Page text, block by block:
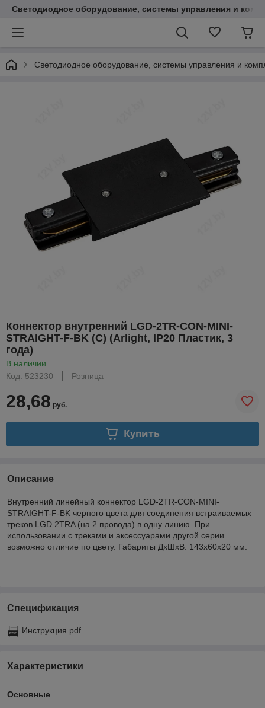
Светодиодное оборудование, системы управления и
Светодиодное оборудование, системы управления и
Коннектор внутренний LGD-2TR-CON-MINI-
STRAIGHT-F-BK (C) (Arlight, IP20 Пластик, 3
года)
В наличии
Код: 523230
Розница
28,68 руб.
Купить
Описание
Внутренний линейный коннектор LGD-2TR-CON-MINI-
STRAIGHT-F-BK черного цвета для соединения встраиваемых
треков LGD 2TRA (на 2 провода) в одну линию. При
использовании с треками и аксессуарами другой серии
возможно отличие по цвету. Габариты ДхШхВ: 143х60х20 мм.
Спецификация
Инструкция.pdf
Характеристики
Основные